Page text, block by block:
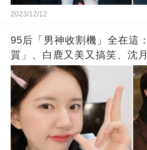
2023/12/12
95后「男神收割機」全在這
質」、白鹿又美又搞笑、沈